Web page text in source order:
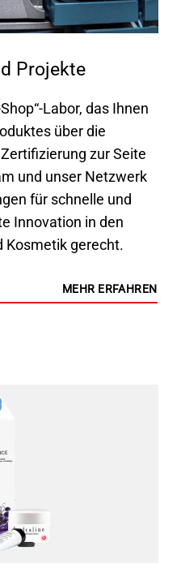
Projekte
Labor, das Ihnen
über die
zur Seite
und unser Netzwerk
für schnelle und
Innovation in den
Kosmetik gerecht.
MEHR ERFAHREN